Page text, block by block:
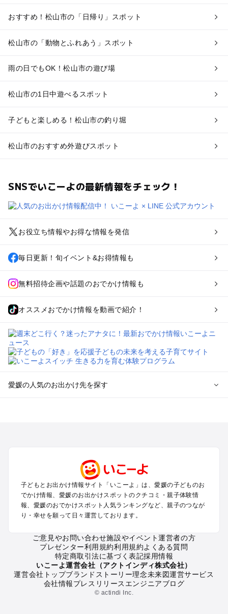
おすすめ！松山市の「日帰り」スポット
松山市の「動物とふれあう」スポット
雨の日でもOK！松山市の遊び場
松山市の1日中遊べるスポット
子どもと楽しめる！松山市の釣り堀
松山市のおすすめ外遊びスポット
SNSでいこーよの最新情報をチェック！
お役立ち情報やお得な情報を発信
毎日更新！旬イベント&お得情報も
無料招待企画や話題のおでかけ情報も
オススメおでかけ情報を動画で紹介！
愛媛の人気のお出かけ先を探す
西条・新居浜・東予・石鎚山のプールお出かけ
愛媛の定番お出かけスポット
愛媛の遊園地
愛媛の動物園
愛媛の釣り
愛媛の牧場
愛媛のプール
愛媛のアスレチック
愛媛の公園・総合公園
子どもとお出かけ情報サイト「いこーよ」は、愛媛の子どものお
でかけ情報、愛媛のお出かけスポットのクチコミ・親子体験情
報、愛媛のおでかけスポット人気ランキングなど、親子のつなが
り・幸せを願って日々運営しております。
ご意見やお問い合わせ施設やイベント運営者の方
プレゼンター利用規約利用規約よくある質問
特定商取引法に基づく表記採用情報
いこーよ運営会社（アクトインディ株式会社）
運営会社トップブランドストーリー理念未来図運営サービス
会社情報プレスリリース エンジニアブログ
© actindi Inc.